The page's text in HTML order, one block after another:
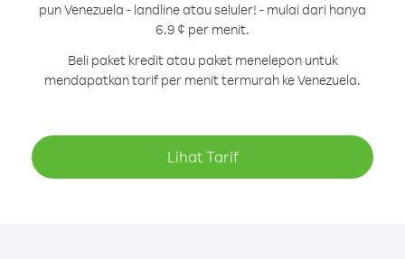
pun Venezuela - landline atau seluler! - mulai dari hanya
6.9 ¢ per menit.
Beli paket kredit atau paket menelepon untuk
mendapatkan tarif per menit termurah ke Venezuela.
Lihat Tarif